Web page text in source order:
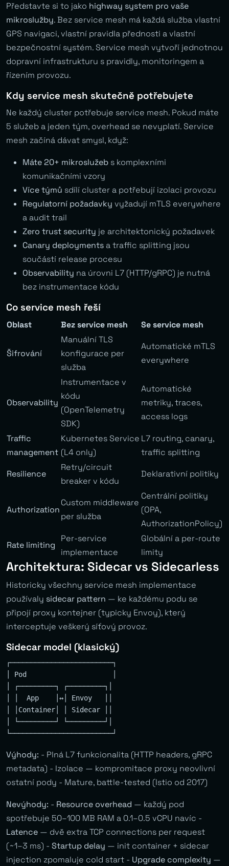
Představte si to jako highway system pro vaše
mikroslužby. Bez service mesh má každá služba vlastní
GPS navigaci, vlastní pravidla přednosti a vlastní
bezpečnostní systém. Service mesh vytvoří jednotnou
dopravní infrastrukturu s pravidly, monitoringem a
řízením provozu.
Kdy service mesh skutečně potřebujete
Ne každý cluster potřebuje service mesh. Pokud máte
5 služeb a jeden tým, overhead se nevyplatí. Service
mesh začíná dávat smysl, když:
Máte 20+ mikroslužeb s komplexními
komunikačními vzory
Více týmů sdílí cluster a potřebují izolaci provozu
Regulatorní požadavky vyžadují mTLS everywhere
a audit trail
Zero trust security je architektonický požadavek
Canary deployments a traffic splitting jsou
součástí release procesu
Observability na úrovni L7 (HTTP/gRPC) je nutná
bez instrumentace kódu
Co service mesh řeší
Oblast Bez service mesh Se service mesh
Šifrování
Manuální TLS
konfigurace per
služba
Automatické mTLS
everywhere
Observability
Instrumentace v
kódu
(OpenTelemetry
SDK)
Automatické
metriky, traces,
access logs
Traffic
management
Kubernetes Service
(L4 only)
L7 routing, canary,
traffic splitting
Resilience
Retry/circuit
breaker v kódu
Deklarativní politiky
Authorization
Custom middleware
per služba
Centrální politiky
(OPA,
AuthorizationPolicy)
Rate limiting
Per-service
implementace
Globální a per-route
limity
Architektura: Sidecar vs Sidecarless
Historicky všechny service mesh implementace
používaly sidecar pattern — ke každému podu se
připojí proxy kontejner (typicky Envoy), který
interceptuje veškerý síťový provoz.
Sidecar model (klasický)
┌─────────────────────────┐
│ Pod                     │
│ ┌─────────┐ ┌─────────┐│
│ │  App    │↔│ Envoy   ││
│ │Container│ │ Sidecar ││
│ └─────────┘ └─────────┘│
Výhody: - Plná L7 funkcionalita (HTTP headers, gRPC
metadata) - Izolace — kompromitace proxy neovlivní
ostatní pody - Mature, battle-tested (Istio od 2017)
Nevýhody: - Resource overhead — každý pod
spotřebuje 50–100 MB RAM a 0.1–0.5 vCPU navíc -
Latence — dvě extra TCP connections per request
(~1–3 ms) - Startup delay — init container + sidecar
injection zpomaluje cold start - Upgrade complexity —